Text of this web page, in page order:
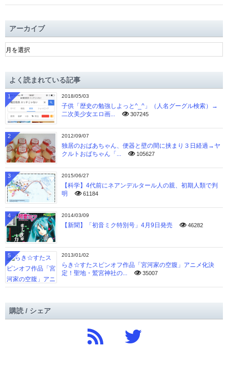
アーカイブ
ア
ー
ブよく読まれている記事
2018/05/03
子供「歴史の勉強しよっと^_^」（人名グーグル検索）→
二次美少女エロ画...
307245
1
2012/09/07
独居のおばあちゃん、便器と壁の間に挟まり３日経過→ヤ
クルトおばちゃん「...
105627
2
2015/06/27
【科学】4代前にネアンデルタール人の親、初期人類で判
明
61184
3
2014/03/09
【新聞】「初音ミク特別号」4月9日発売 46282
4
2013/01/02
らき☆すたスピンオフ作品「宮河家の空腹」アニメ化決
定！聖地・鷲宮神社の...
35007
5
購読 / シェア